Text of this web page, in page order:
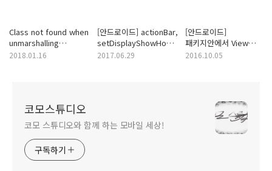
Class not found when
unmarshalling
NoClassDefFoundError
2018.01.16
[안드로이드] actionBar,
setDisplayShowHomeEnabled(boolean)'
on a null object
2017.06.29
[안드로이드]
패키지안에서 View
찾아내기
2016.10.05
코모스튜디오
코모 스튜디오와 함께 하는 모바일 세상!
구독하기